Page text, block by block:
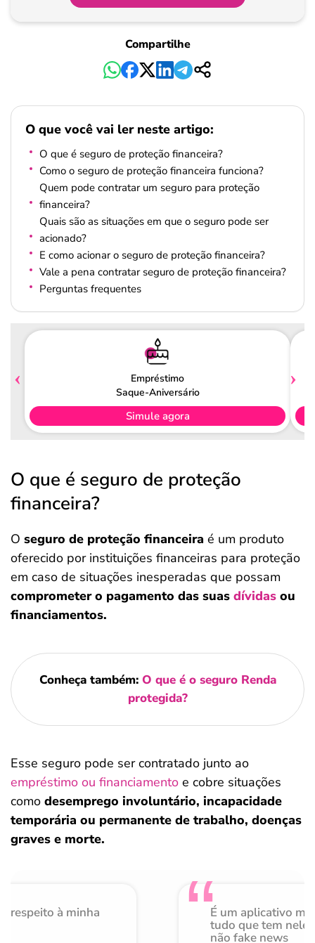
Compartilhe
O que você vai ler neste artigo:
O que é seguro de proteção financeira?
Como o seguro de proteção financeira funciona?
Quem pode contratar um seguro para proteção
financeira?
Quais são as situações em que o seguro pode ser
acionado?
E como acionar o seguro de proteção financeira?
Vale a pena contratar seguro de proteção financeira?
Perguntas frequentes
Empréstimo
Saque-Aniversário
Simule agora
O que é seguro de proteção
financeira?
O seguro de proteção financeira é um produto
oferecido por instituições financeiras para proteção
em caso de situações inesperadas que possam
comprometer o pagamento das suas dívidas ou
financiamentos.
Conheça também: O que é o seguro Renda
protegida?
Esse seguro pode ser contratado junto ao
empréstimo ou financiamento e cobre situações
como desemprego involuntário, incapacidade
temporária ou permanente de trabalho, doenças
graves e morte.
respeito à minha É um aplicativo
tudo que tem nele
não fake news